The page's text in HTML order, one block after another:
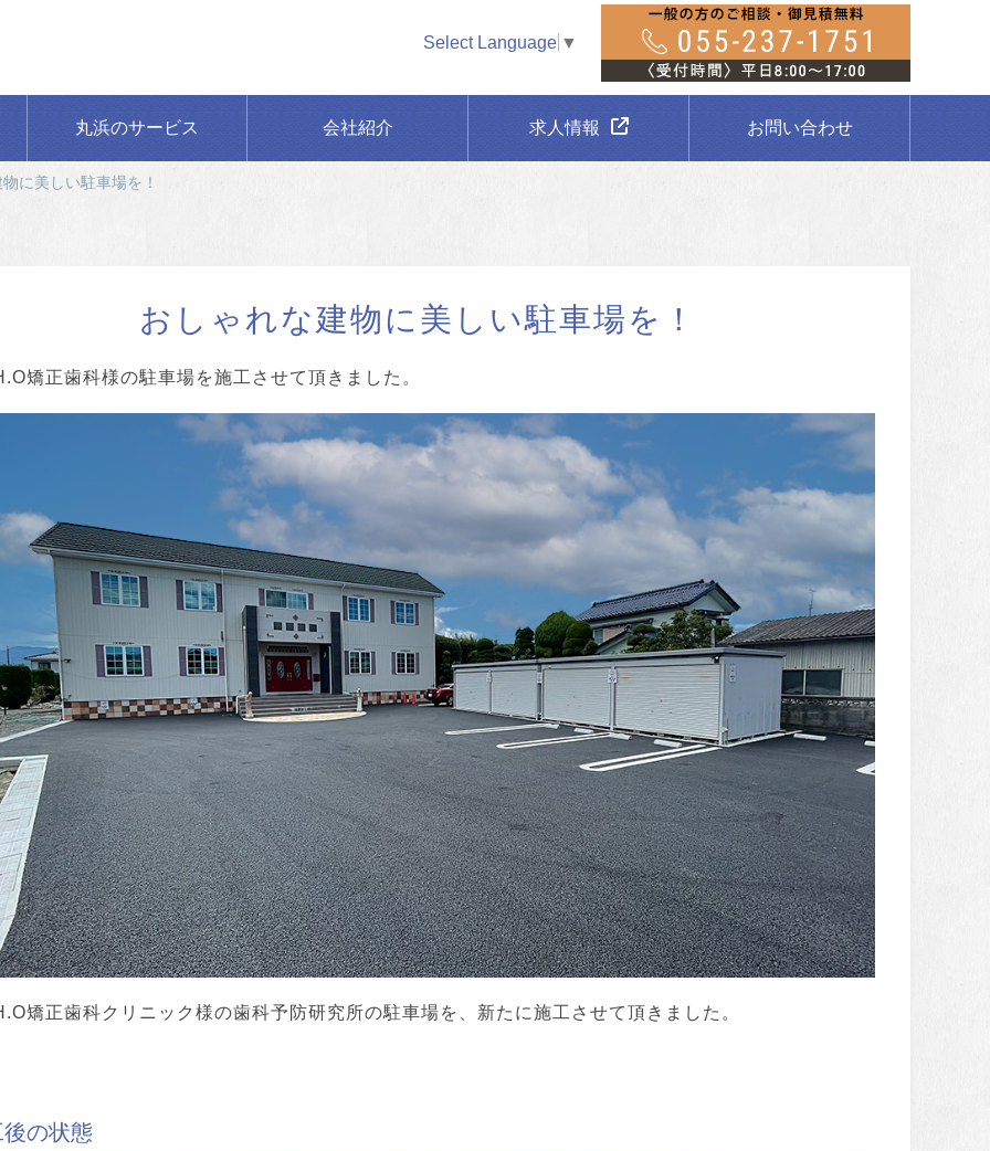
Select Language ▼
丸浜のサービス 会社紹介 求人情報 お問い合わせ
に美しい駐車場を！
おしゃれな建物に美しい駐車場を！
矯正歯科様の駐車場を施工させて頂きました。
矯正歯科クリニック様の歯科予防研究所の駐車場を、新たに施工させて頂きました。
の状態